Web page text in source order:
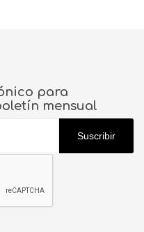
para
mensual
Suscribir